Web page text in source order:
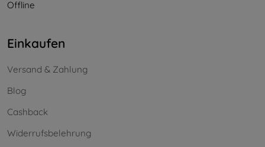
Offline
Einkaufen
Versand & Zahlung
Blog
Cashback
Widerrufsbelehrung